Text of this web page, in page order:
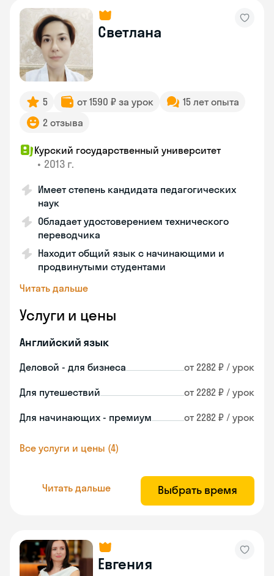
Светлана
5 от 1590 ₽ за урок
15 лет опыта
2 отзыва
Курский государственный университет
• 2013 г.
Имеет степень кандидата педагогических
наук
Обладает удостоверением технического
переводчика
Находит общий язык с начинающими и
продвинутыми студентами
Читать дальше
Услуги и цены
Английский язык
Деловой - для бизнеса от 2282 ₽ / урок
Для путешествий от 2282 ₽ / урок
Для начинающих - премиум от 2282 ₽ / урок
Все услуги и цены (4)
Читать дальше Выбрать время
Евгения